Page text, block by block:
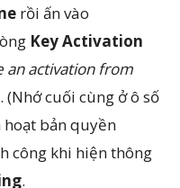
rồi ấn vào
Key Activation
an activation from
(Nhớ cuối cùng ở ô số
hoạt bản quyền
công khi hiện thông
.